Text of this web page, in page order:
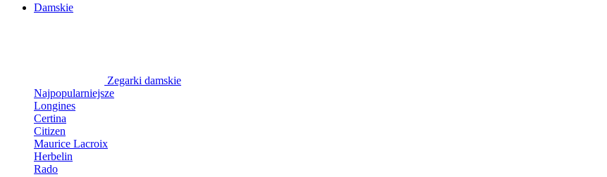
Damskie
Zegarki damskie
Najpopularniejsze
Longines
Certina
Citizen
Maurice Lacroix
Herbelin
Rado